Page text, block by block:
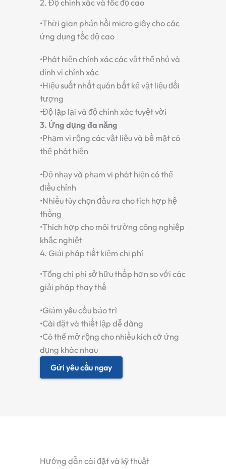
2. Độ chính xác và tốc độ cao
•Thời gian phản hồi micro giây cho các
ứng dụng tốc độ cao
•Phát hiện chính xác các vật thể nhỏ và
định vị chính xác
•Hiệu suất nhất quán bất kể vật liệu đối
tượng
•Độ lặp lại và độ chính xác tuyệt vời
3. Ứng dụng đa năng
•Phạm vi rộng các vật liệu và bề mặt có
thể phát hiện
•Độ nhạy và phạm vi phát hiện có thể
điều chỉnh
•Nhiều tùy chọn đầu ra cho tích hợp hệ
thống
•Thích hợp cho môi trường công nghiệp
khắc nghiệt
4. Giải pháp tiết kiệm chi phí
•Tổng chi phí sở hữu thấp hơn so với các
giải pháp thay thế
•Giảm yêu cầu bảo trì
•Cài đặt và thiết lập dễ dàng
•Có thể mở rộng cho nhiều kích cỡ ứng
dụng khác nhau
Gửi yêu cầu ngay
Hướng dẫn cài đặt và kỹ thuật